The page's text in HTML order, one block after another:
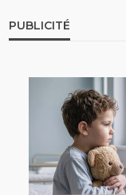
PUBLICITÉ